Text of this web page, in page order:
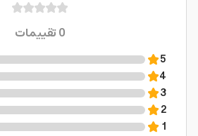
0تقييمات
5
4
3
2
1